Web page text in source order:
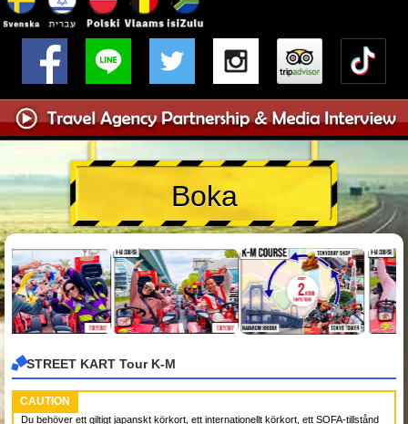
Boka
STREET KART Tour K-M
CAUTION
Du behöver ett giltigt japanskt körkort, ett internationellt körkort, ett SOFA-tillstånd